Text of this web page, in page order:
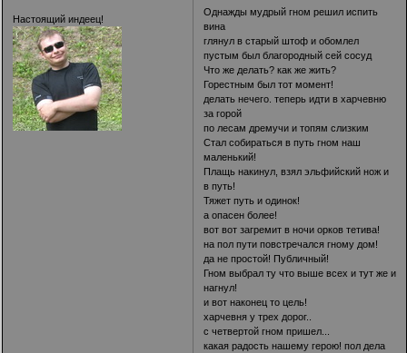
Настоящий индеец!
Однажды мудрый гном решил испить
вина
глянул в старый штоф и обомлел
пустым был благородный сей сосуд
Что же делать? как же жить?
Горестным был тот момент!
делать нечего. теперь идти в харчевню
за горой
по лесам дремучи и топям слизким
Стал собираться в путь гном наш
маленький!
Плащь накинул, взял эльфийский нож и
в путь!
Тяжет путь и одинок!
а опасен более!
вот вот загремит в ночи орков тетива!
на пол пути повстречался гному дом!
да не простой! Публичный!
Гном выбрал ту что выше всех и тут же и
нагнул!
и вот наконец то цель!
харчевня у трех дорог..
с четвертой гном пришел...
какая радость нашему герою! пол дела